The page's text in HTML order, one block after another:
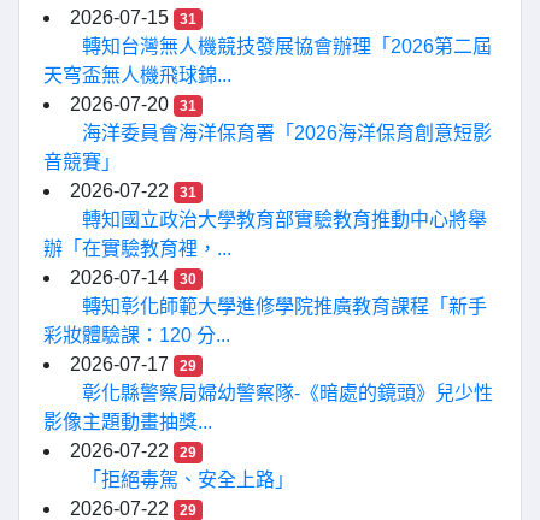
2026-07-15
31
轉知台灣無人機競技發展協會辦理「2026第二屆
天穹盃無人機飛球錦...
2026-07-20
31
海洋委員會海洋保育署「2026海洋保育創意短影
音競賽」
2026-07-22
31
轉知國立政治大學教育部實驗教育推動中心將舉
辦「在實驗教育裡，...
2026-07-14
30
轉知彰化師範大學進修學院推廣教育課程「新手
彩妝體驗課：120 分...
2026-07-17
29
彰化縣警察局婦幼警察隊-《暗處的鏡頭》兒少性
影像主題動畫抽獎...
2026-07-22
29
「拒絕毒駕、安全上路」
2026-07-22
29